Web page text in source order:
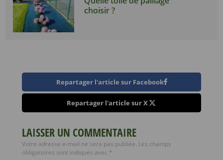
choisir ?
Repartager l'article sur Facebook
Repartager l'article sur X
LAISSER UN COMMENTAIRE
Votre adresse e-mail ne sera pas publiée. Les champs
obligatoires sont indiqués avec *